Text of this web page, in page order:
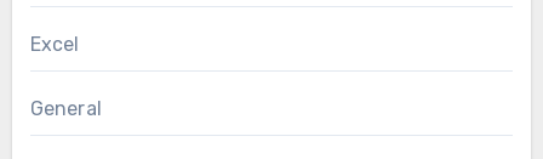
Excel
General